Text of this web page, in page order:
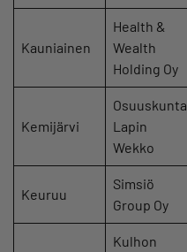
Kauniainen
Health &
Wealth
Holding Oy
Kemijärvi
Osuuskunta
Lapin
Wekko
Keuruu
Simsiö
Group Oy
Kulhon